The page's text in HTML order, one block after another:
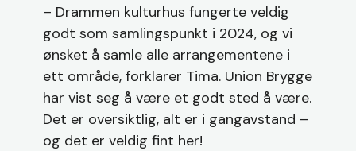
– Drammen kulturhus fungerte veldig
godt som samlingspunkt i 2024, og vi
ønsket å samle alle arrangementene i
ett område, forklarer Tima. Union Brygge
har vist seg å være et godt sted å være.
Det er oversiktlig, alt er i gangavstand –
og det er veldig fint her!